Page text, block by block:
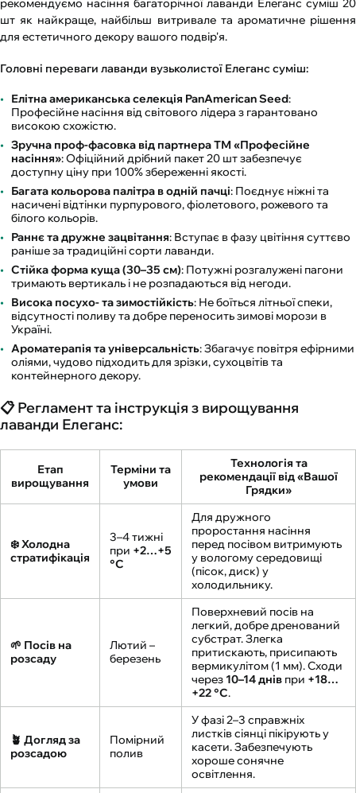
рекомендуємо насіння багаторічної лаванди Елеганс суміш 20
шт як найкраще, найбільш витривале та ароматичне рішення
для естетичного декору вашого подвір'я.
Головні переваги лаванди вузьколистої Елеганс суміш:
Елітна американська селекція PanAmerican Seed:
Професійне насіння від світового лідера з гарантовано
високою схожістю.
Зручна проф-фасовка від партнера ТМ «Професійне
насіння»: Офіційний дрібний пакет 20 шт забезпечує
доступну ціну при 100% збереженні якості.
Багата кольорова палітра в одній пачці: Поєднує ніжні та
насичені відтінки пурпурового, фіолетового, рожевого та
білого кольорів.
Раннє та дружне зацвітання: Вступає в фазу цвітіння суттєво
раніше за традиційні сорти лаванди.
Стійка форма куща (30–35 см): Потужні розгалужені пагони
тримають вертикаль і не розпадаються від негоди.
Висока посухо- та зимостійкість: Не боїться літньої спеки,
відсутності поливу та добре переносить зимові морози в
Україні.
Ароматерапія та універсальність: Збагачує повітря ефірними
оліями, чудово підходить для зрізки, сухоцвітів та
контейнерного декору.
📋 Регламент та інструкція з вирощування
лаванди Елеганс:
Етап
вирощування
Терміни та
умови
Технологія та
рекомендації від «Вашої
Грядки»
❄️ Холодна
стратифікація
3–4 тижні
при +2…+5
°C
Для дружного
проростання насіння
перед посівом витримують
у вологому середовищі
(пісок, диск) у
холодильнику.
🌱 Посів на
розсаду
Лютий –
березень
Поверхневий посів на
легкий, добре дренований
субстрат. Злегка
притискають, присипають
вермикулітом (1 мм). Сходи
через 10–14 днів при +18…
+22 °C.
🪴 Догляд за
розсадою
Помірний
полив
У фазі 2–3 справжніх
листків сіянці пікірують у
касети. Забезпечують
хороше сонячне
освітлення.